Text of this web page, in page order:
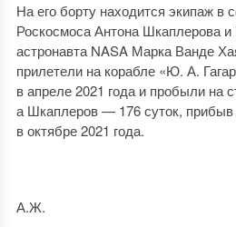
На его борту находится экипаж в
Роскосмоса Антона Шкаплерова
астронавта NASA Марка Ванде
прилетели на корабле «Ю. А.
в апреле 2021 года и пробыли на
а Шкаплеров — 176 суток,
в октябре 2021 года.
А.Ж.